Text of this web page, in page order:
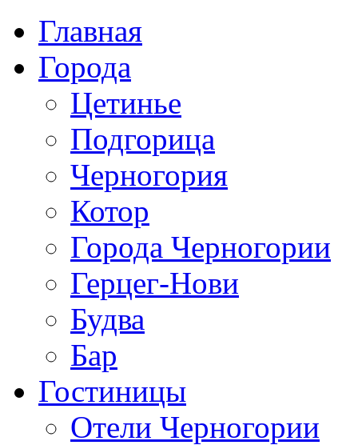
Главная
Города
Цетинье
Подгорица
Черногория
Котор
Города Черногории
Герцег-Нови
Будва
Бар
Гостиницы
Отели Черногории